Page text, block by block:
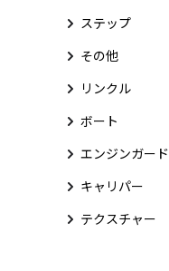
ステップ
その他
リンクル
ボート
エンジンガード
キャリパー
テクスチャー